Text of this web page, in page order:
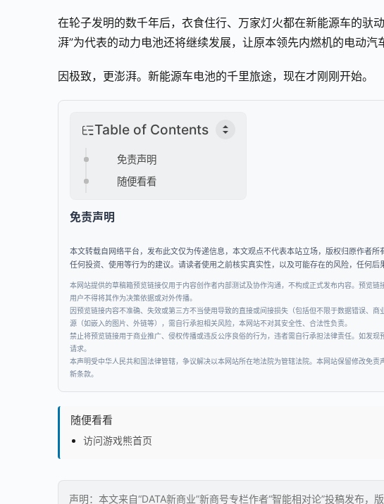
在轮子发明的数千年后，衣食住行、万家灯火都在新能源车的驮
湃”为代表的动力电池还将继续发展，让原本领先内燃机的电动汽
因极致，更澎湃。新能源车电池的千里旅途，现在才刚刚开始。
Table of Contents
免责声明
随便看看
免责声明
本文转载自网络平台，发布此文仅为传递信息，本文观点不代表本站立场，版权归原作者
任何投资、使用等行为的建议。请读者使用之前核实真实性，以及可能存在的风险，任何后
本网站提供的草稿箱预览链接仅用于内容创作者内部测试及协作沟通，不构成正式发布内容。预览
用户不得将其作为决策依据或对外传播。
因预览链接内容不准确、失效或第三方不当使用导致的直接或间接损失（包括但不限于数据错误、
源（如嵌入的图片、外链等），需自行承担相关风险，本网站不对其安全性、合法性负责。
禁止将预览链接用于商业推广、侵权传播或违反公序良俗的行为，违者需自行承担法律责任。如发
请求。
本声明受中华人民共和国法律管辖，争议解决以本网站所在地法院为管辖法院。本网站保留修改免
新条款。
随便看看
访问游戏熊首页
声明：本文来自“DATA新商业”新商号专栏作者“智能相对论”投稿发布